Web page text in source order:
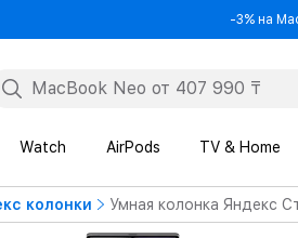
-3% на
Watch AirPods TV & Home
колонки Умная колонка Яндекс